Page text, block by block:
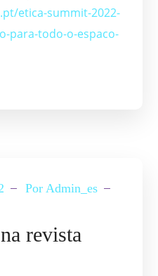
etica-summit-2022-
para-todo-o-espaco-
PorAdmin_es
revista